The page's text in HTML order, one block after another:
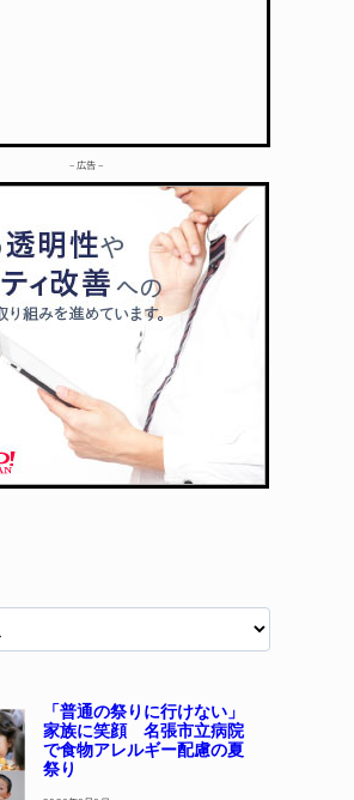
– 広告 –
「普通の祭りに行けない」
家族に笑顔 名張市立病院
で食物アレルギー配慮の夏
祭り